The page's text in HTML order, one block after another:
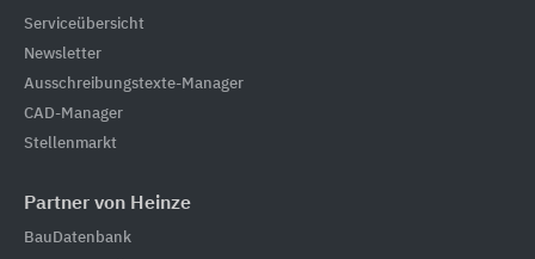
Serviceübersicht
Newsletter
Ausschreibungstexte-Manager
CAD-Manager
Stellenmarkt
Partner von Heinze
BauDatenbank